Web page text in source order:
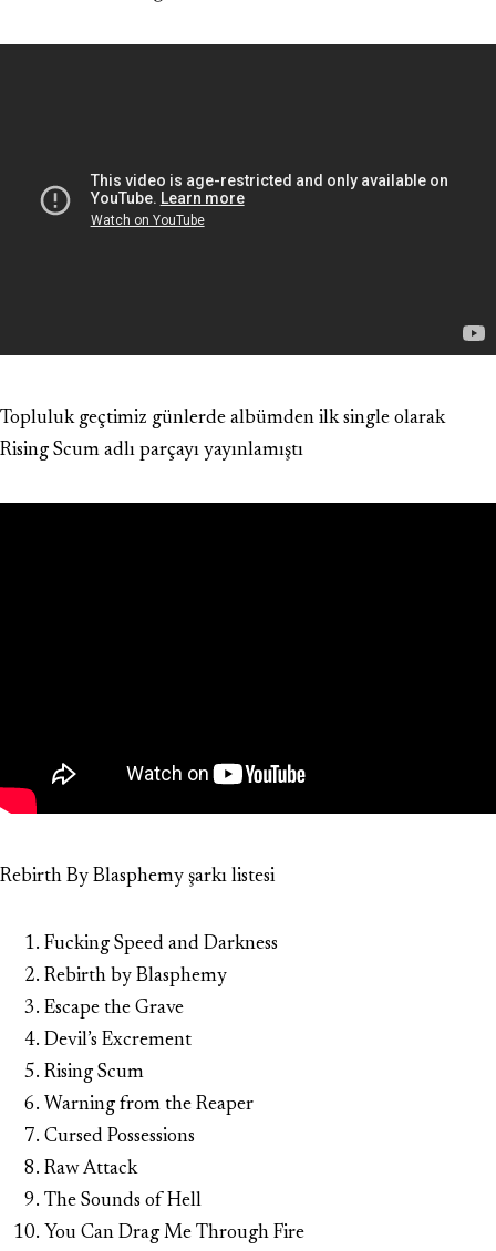
Topluluk geçtimiz günlerde albümden ilk single olarak
Rising Scum adlı parçayı yayınlamıştı
Rebirth By Blasphemy şarkı listesi
Fucking Speed and Darkness
Rebirth by Blasphemy
Escape the Grave
Devil’s Excrement
Rising Scum
Warning from the Reaper
Cursed Possessions
Raw Attack
The Sounds of Hell
You Can Drag Me Through Fire